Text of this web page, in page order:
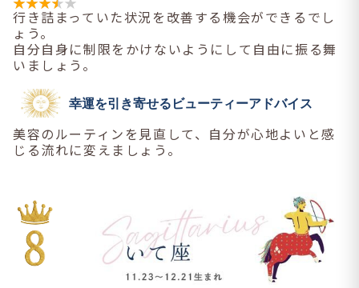
行き詰まっていた状況を改善する機会ができるでし
ょう。
自分自身に制限をかけないようにして自由に振る舞
いましょう。
幸運を引き寄せるビューティーアドバイス
美容のルーティンを見直して、自分が心地よいと感
じる流れに変えましょう。